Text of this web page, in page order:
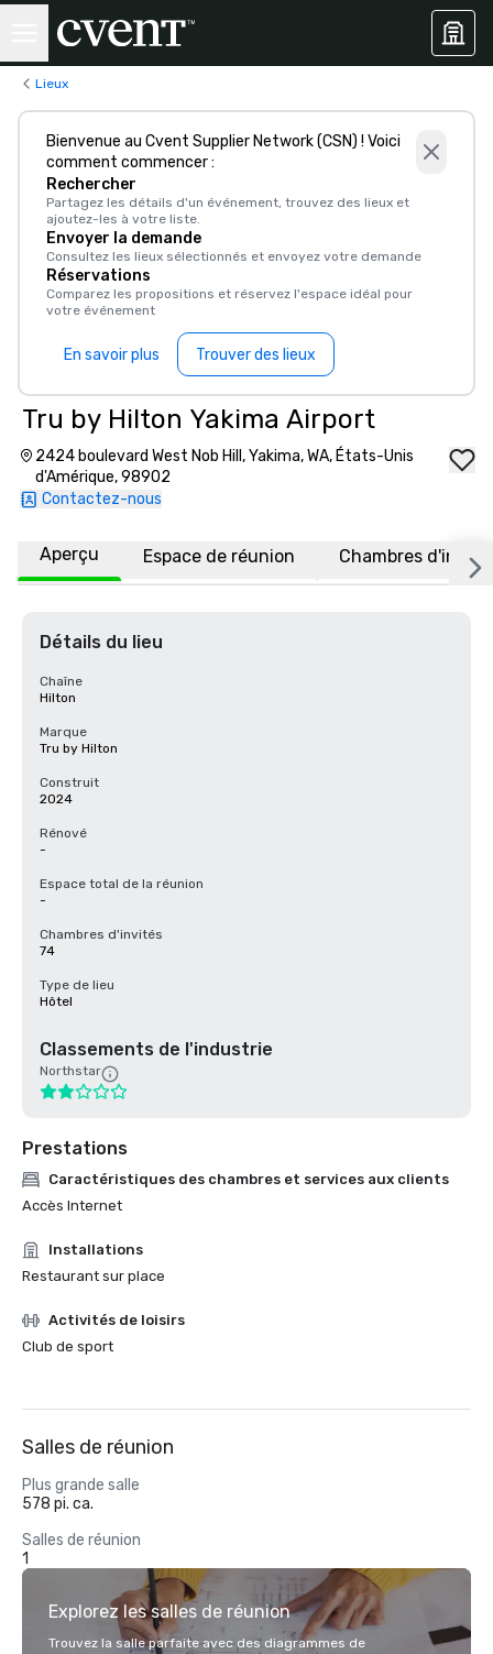
Lieux
Bienvenue au Cvent Supplier Network (CSN) ! Voici
comment commencer :
Rechercher
Partagez les détails d'un événement, trouvez des lieux et
ajoutez-les à votre liste.
Envoyer la demande
Consultez les lieux sélectionnés et envoyez votre demande
Réservations
Comparez les propositions et réservez l'espace idéal pour
votre événement
En savoir plus Trouver des lieux
Tru by Hilton Yakima Airport
2424 boulevard West Nob Hill, Yakima, WA, États-Unis
d'Amérique, 98902
Contactez-nous
Aperçu Espace de réunion Chambres
Détails du lieu
Chaîne
Hilton
Marque
Tru by Hilton
Construit
2024
Rénové
-
Espace total de la réunion
-
Chambres d'invités
74
Type de lieu
Hôtel
Classements de l'industrie
Northstar
Prestations
Caractéristiques des chambres et services aux clients
Accès Internet
Installations
Restaurant sur place
Activités de loisirs
Club de sport
Salles de réunion
Plus grande salle
578 pi. ca.
Salles de réunion
1
Explorez les salles de réunion
Trouvez la salle parfaite avec des diagrammes de